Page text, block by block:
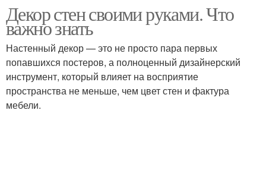
Декор стен своими руками. Что
важно знать
Настенный декор — это не просто пара первых
попавшихся постеров, а полноценный дизайнерский
инструмент, который влияет на восприятие
пространства не меньше, чем цвет стен и фактура
мебели.